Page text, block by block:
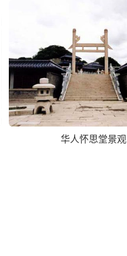
华人怀思堂景观